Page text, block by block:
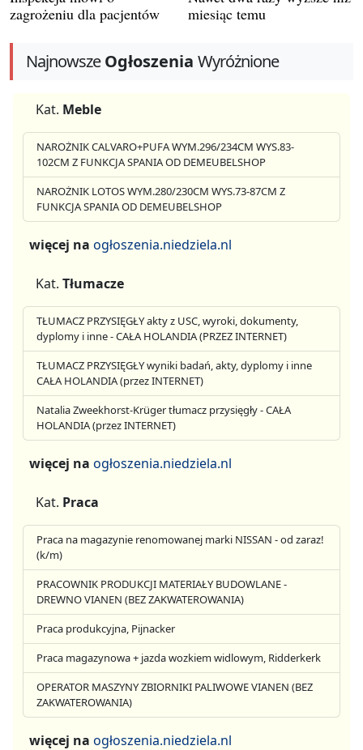
zagrożeniu dla pacjentów
miesiąc temu
NajnowszeOgłoszenia Wyróżnione
Kat. Meble
NAROŻNIK CALVARO+PUFA WYM.296/234CM WYS.83-
102CM Z FUNKCJA SPANIA OD DEMEUBELSHOP
NAROŻNIK LOTOS WYM.280/230CM WYS.73-87CM Z
FUNKCJA SPANIA OD DEMEUBELSHOP
więcej na ogłoszenia.niedziela.nl
Kat. Tłumacze
TŁUMACZ PRZYSIĘGŁY akty z USC, wyroki, dokumenty,
dyplomy i inne - CAŁA HOLANDIA (PRZEZ INTERNET)
TŁUMACZ PRZYSIĘGŁY wyniki badań, akty, dyplomy i inne
CAŁA HOLANDIA (przez INTERNET)
Natalia Zweekhorst-Krüger tłumacz przysięgły - CAŁA
HOLANDIA (przez INTERNET)
więcej na ogłoszenia.niedziela.nl
Kat. Praca
Praca na magazynie renomowanej marki NISSAN - od zaraz!
(k/m)
PRACOWNIK PRODUKCJI MATERIAŁY BUDOWLANE -
DREWNO VIANEN (BEZ ZAKWATEROWANIA)
Praca produkcyjna, Pijnacker
Praca magazynowa + jazda wozkiem widlowym, Ridderkerk
OPERATOR MASZYNY ZBIORNIKI PALIWOWE VIANEN (BEZ
ZAKWATEROWANIA)
więcej na ogłoszenia.niedziela.nl